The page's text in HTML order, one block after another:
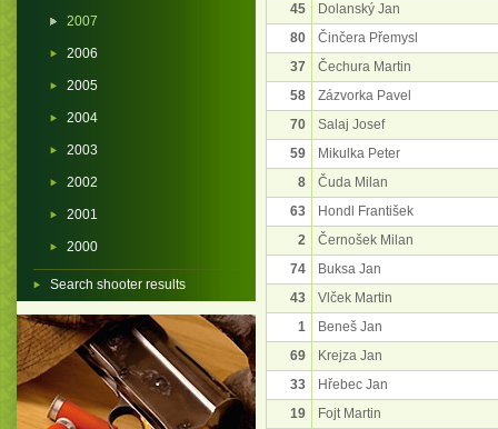
45
Dolanský Jan
80
Činčera Přemysl
37
Čechura Martin
58
Zázvorka Pavel
70
Salaj Josef
59
Mikulka Peter
8
Čuda Milan
63
Hondl František
2
Černošek Milan
74
Buksa Jan
43
Vlček Martin
1
Beneš Jan
69
Krejza Jan
33
Hřebec Jan
19
Fojt Martin
2007
2006
2005
2004
2003
2002
2001
2000
Search shooter results